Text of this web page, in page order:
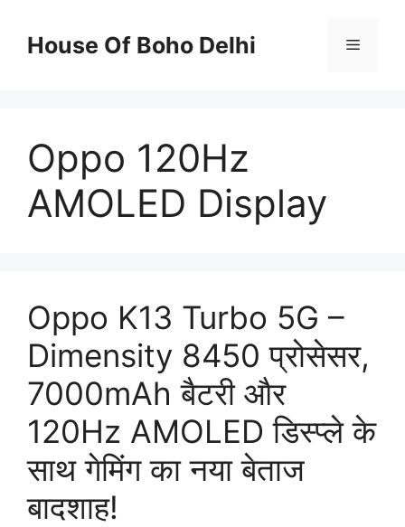
contentHouse Of Boho Delhi Menu
Oppo 120Hz
AMOLED Display
Oppo K13 Turbo 5G –
Dimensity 8450 प्रोसेसर,
7000mAh बैटरी और
120Hz AMOLED डिस्प्ले के
साथ गेमिंग का नया बेताज
बादशाह!